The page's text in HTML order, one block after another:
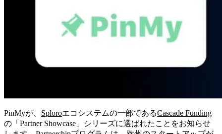
PinMyが、 Sploroエコシステムの一部であるCascade Funding
の「Partner Showcase」シリーズに選ばれたことをお知らせ